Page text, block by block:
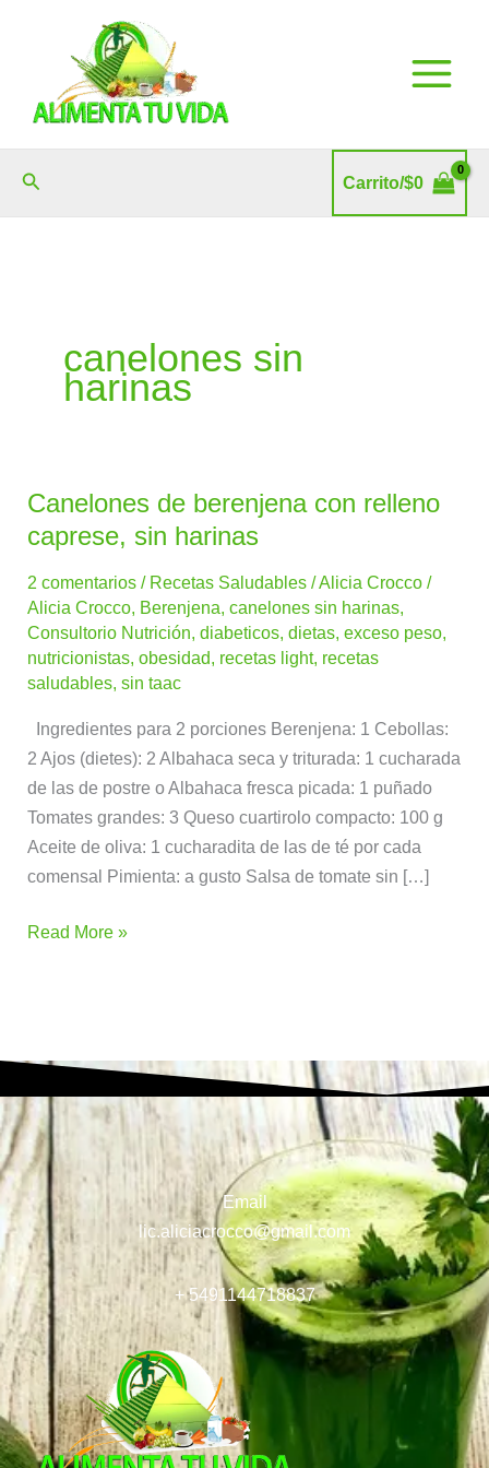
Buscar Carrito/$0
canelones sin
harinas
Canelones de berenjena con relleno
caprese, sin harinas
2 comentarios / Recetas Saludables /Alicia Crocco/
Alicia Crocco, Berenjena,canelones sin harinas,
Consultorio Nutrición,diabeticos,dietas,exceso peso,
nutricionistas,obesidad, recetas light, recetas
saludables,sin taac
Ingredientes para 2 porciones Berenjena: 1 Cebollas:
2 Ajos (dietes): 2 Albahaca seca y triturada: 1 cucharada
de las de postre o Albahaca fresca picada: 1 puñado
Tomates grandes: 3 Queso cuartirolo compacto: 100 g
Aceite de oliva: 1 cucharadita de las de té por cada
comensal Pimienta: a gusto Salsa de tomate sin […]
Canelones
de
con
relleno
caprese,
sin
Read More »
Email
lic.aliciacrocco@gmail.com
+ 5491144718837